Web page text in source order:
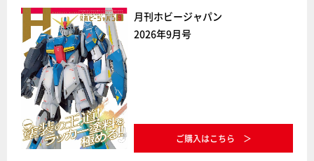
月刊ホビージャパン
2026年9月号
ご購入はこちら